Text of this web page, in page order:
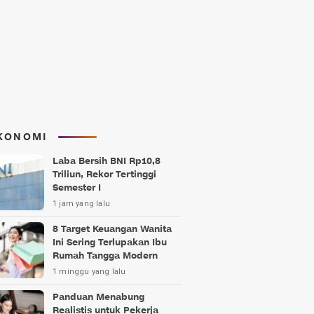
Laba Bersih BNI Rp10,8
Triliun, Rekor Tertinggi
Semester I
1 jam yang lalu
8 Target Keuangan Wanita
Ini Sering Terlupakan Ibu
Rumah Tangga Modern
1 minggu yang lalu
Panduan Menabung
Realistis untuk Pekerja